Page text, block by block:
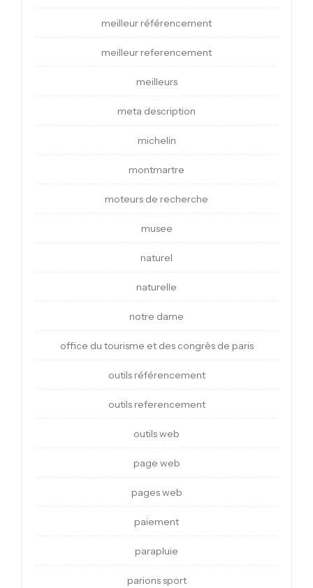
meilleur référencement
meilleur referencement
meilleurs
meta description
michelin
montmartre
moteurs de recherche
musee
naturel
naturelle
notre dame
office du tourisme et des congrès de paris
outils référencement
outils referencement
outils web
page web
pages web
paiement
parapluie
parions sport